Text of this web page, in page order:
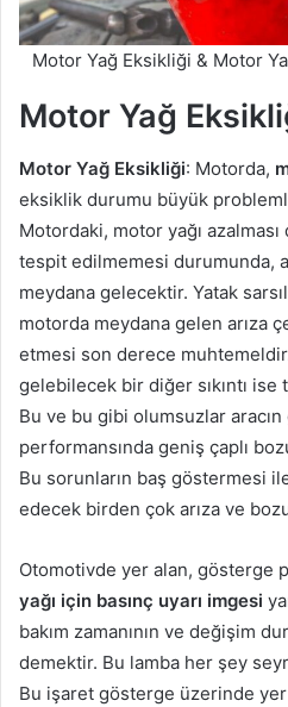
Motor Yağ Eksikliği & Motor
Motor Yağ
Motor Yağ Eksikliği: Motorda,
eksiklik durumu büyük
Motordaki, motor yağı
tespit edilmemesi durumunda,
meydana gelecektir. Yatak
motorda meydana gelen arıza
etmesi son derece
gelebilecek bir diğer sıkıntı ise
Bu ve bu gibi olumsuzlar aracın
performansında geniş çaplı
Bu sorunların baş göstermesi
edecek birden çok arıza ve
Otomotivde yer alan, gösterge
yağı için basınç uyarı imgesi
bakım zamanının ve değişim
demektir. Bu lamba her şey
Bu işaret gösterge üzerinde yer